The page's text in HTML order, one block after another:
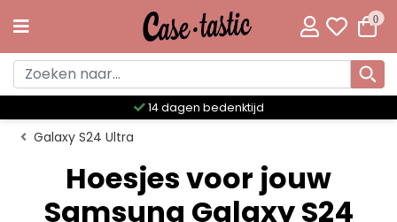
0
14 dagen bedenktijd
Galaxy S24 Ultra
Hoesjes voor jouw
Samsung Galaxy S24